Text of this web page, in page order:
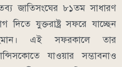
জাতিসংঘের ৮১তম সাধারণ
যুক্তরাষ্ট্র সফরে যাচ্ছেন
এই সফরকালে তার
যাওয়ার সম্ভাবনাও